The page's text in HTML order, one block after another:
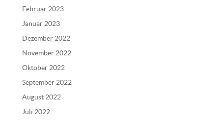
Februar 2023
Januar 2023
Dezember 2022
November 2022
Oktober 2022
September 2022
August 2022
Juli 2022